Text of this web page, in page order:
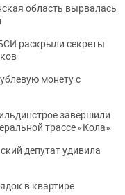
область вырвалась
раскрыли секреты
монету с
завершили
трассе «Кола»
депутат удивила
в квартире